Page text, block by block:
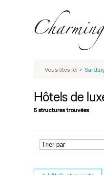
Vous êtes ici >
Hôtels de
5 structures trouvées